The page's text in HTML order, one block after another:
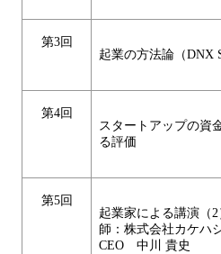
第3回
起業の方法論（DNX
第4回
スタートアップの資
る評価
第5回
起業家による講演（
師：株式会社カケ
CEO 中川 貴史